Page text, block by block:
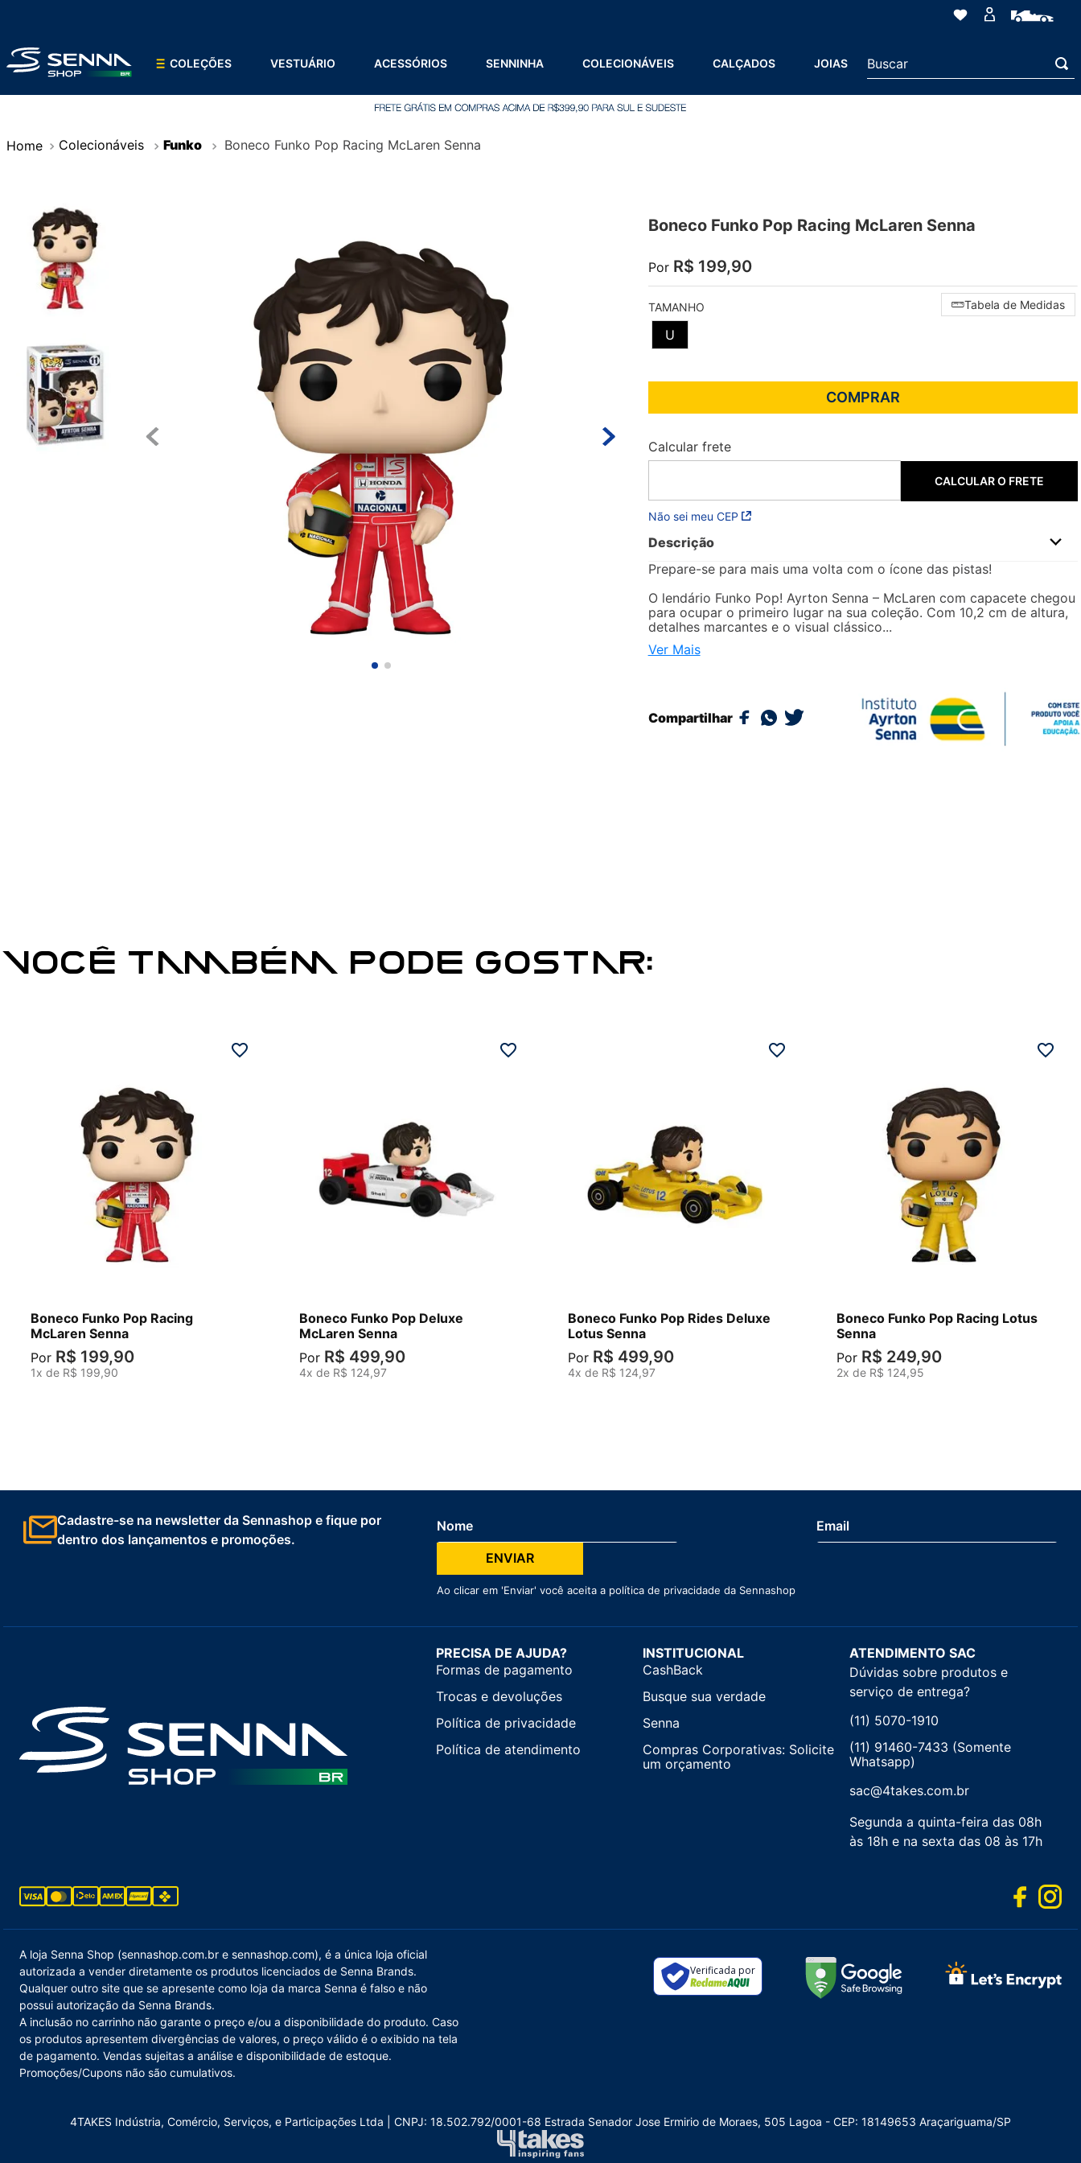
COLEÇÕES VESTUÁRIO ACESSÓRIOS SENNINHA COLECIONÁVEIS CALÇADOS JOIAS
Buscar
Colecionáveis Funko Boneco Funko Pop Racing McLaren Senna
Boneco Funko Pop Racing McLaren Senna
Por R$ 199,90
TAMANHO
U
Tabela de Medidas
Não sei meu CEP
CALCULAR O FRETE
Descrição
Prepare-se para mais uma volta com o ícone das pistas!
O lendário Funko Pop! Ayrton Senna – McLaren com capacete chegou
para ocupar o primeiro lugar na sua coleção. Com 10,2 cm de altura,
detalhes marcantes e o visual clássico...
Ver Mais
Compartilhar
VOCÊ TAMBÉM PODE GOSTAR:
Boneco Funko Pop Racing
McLaren Senna
Por R$ 199,90
1x de R$ 199,90
Boneco Funko Pop Deluxe
McLaren Senna
Por R$ 499,90
4x de R$ 124,97
Boneco Funko Pop Rides Deluxe
Lotus Senna
Por R$ 499,90
4x de R$ 124,97
Boneco Funko Pop Racing Lotus
Senna
Por R$ 249,90
2x de R$ 124,95
Cadastre-se na newsletter da Sennashop e fique por
dentro dos lançamentos e promoções.
ENVIAR
Ao clicar em 'Enviar' você aceita a política de privacidade da Sennashop
PRECISA DE AJUDA?
Formas de pagamento
Trocas e devoluções
Política de privacidade
Política de atendimento
INSTITUCIONAL
CashBack
Busque sua verdade
Senna
Compras Corporativas: Solicite
um orçamento
ATENDIMENTO SAC
Dúvidas sobre produtos e
serviço de entrega?
(11) 5070-1910
(11) 91460-7433 (Somente
Whatsapp)
sac@4takes.com.br
Segunda a quinta-feira das 08h
às 18h e na sexta das 08 às 17h
A loja Senna Shop (sennashop.com.br e sennashop.com), é a única loja oficial
autorizada a vender diretamente os produtos licenciados de Senna Brands.
Qualquer outro site que se apresente como loja da marca Senna é falso e não
possui autorização da Senna Brands.
A inclusão no carrinho não garante o preço e/ou a disponibilidade do produto. Caso
os produtos apresentem divergências de valores, o preço válido é o exibido na tela
de pagamento. Vendas sujeitas a análise e disponibilidade de estoque.
Promoções/Cupons não são cumulativos.
Verificada por
4TAKES Indústria, Comércio, Serviços, e Participações Ltda | CNPJ: 18.502.792/0001-68 Estrada Senador Jose Ermirio de Moraes, 505 Lagoa - CEP: 18149653 Araçariguama/SP